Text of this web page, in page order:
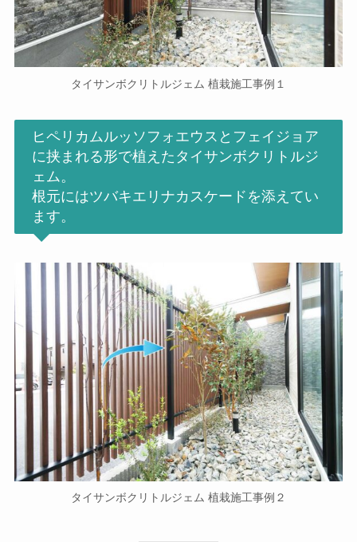
タイサンボクリトルジェム 植栽施工事例１
ヒペリカムルッソフォエウスとフェイジョア
に挟まれる形で植えたタイサンボクリトルジ
ェム。
根元にはツバキエリナカスケードを添えてい
ます。
タイサンボクリトルジェム 植栽施工事例２